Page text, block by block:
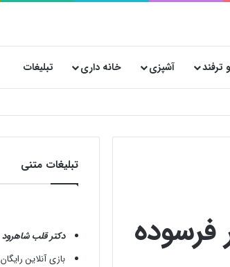
آشپزی خانه داری تبلیغات
پوشاک در ایران
فرسوده
تبلیغات متنی
دکتر قلب شاهرود
بازی آنلاین رایگان